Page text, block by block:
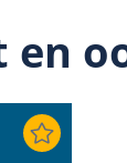
en